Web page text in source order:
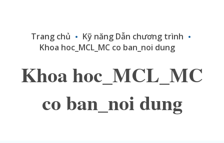
Trang chủ
Kỹ năng Dẫn chương trình
Khoa hoc_MCL_MC co ban_noi dung
Khoa hoc_MCL_MC
co ban_noi dung